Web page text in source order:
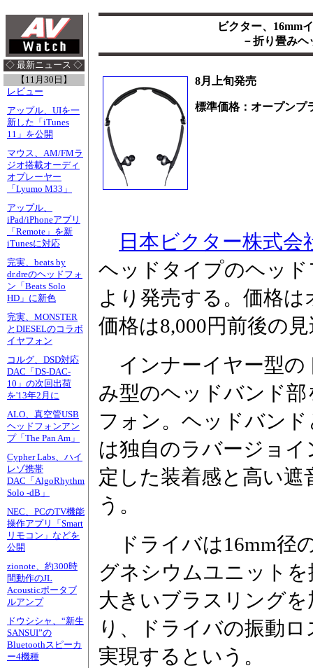
◇ 最新ニュース ◇
【11月30日】
レビュー
アップル、UIを一
新した「iTunes
11」を公開
マウス、AM/FMラ
ジオ搭載オーディ
オプレーヤー
「Lyumo M33」
アップル、
iPad/iPhoneアプリ
「Remote」を新
iTunesに対応
完実、beats by
dr.dreのヘッドフォ
ン「Beats Solo
HD」に新色
完実、MONSTER
とDIESELのコラボ
イヤフォン
コルグ、DSD対応
DAC「DS-DAC-
10」の次回出荷
を'13年2月に
ALO、真空管USB
ヘッドフォンアン
プ「The Pan Am」
Cypher Labs、ハイ
レゾ携帯
DAC「AlgoRhythm
Solo -dB」
NEC、PCのTV機能
操作アプリ「Smart
リモコン」などを
公開
zionote、約300時
間動作のJL
Acousticポータブ
ルアンプ
ドウシシャ、“新生
SANSUI”の
Bluetoothスピーカ
ー4機種
ビクター、16mm
－折り畳み
8月上旬発売
標準価格：オープンプ
日本ビクター株式会
ヘッドタイプのヘッド
より発売する。価格
価格は8,000円前後の
インナーイヤー型の
み型のヘッドバンド
フォン。ヘッドバン
は独自のラバージョ
定した装着感と高い
う。
ドライバは16mm径
グネシウムユニット
大きいブラスリング
り、ドライバの振動
実現するという。